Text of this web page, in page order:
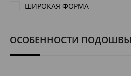
ШИРОКАЯ ФОРМА
ОСОБЕННОСТИ ПОДОШВЫ